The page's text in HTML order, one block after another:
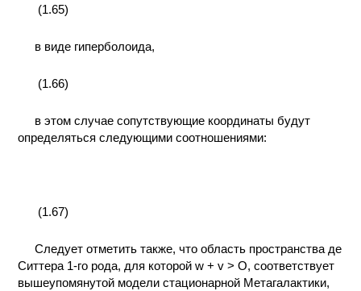
(1.65)
в виде гиперболоида,
(1.66)
в этом случае сопутствующие координаты будут
определяться следующими соотношениями:
(1.67)
Следует отметить также, что область пространства де
Ситтера 1-го рода, для которой w + v > О, соответствует
вышеупомянутой модели стационарной Метагалактики,